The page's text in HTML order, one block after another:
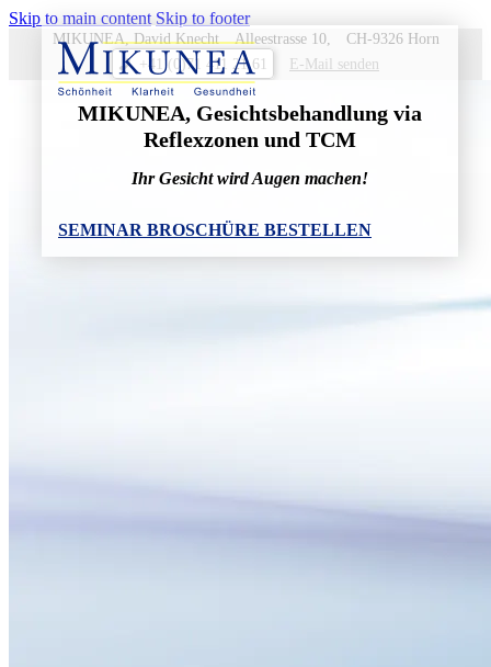
Skip to main content Skip to footer
MIKUNEA, David Knecht Alleestrasse 10, CH-9326 Horn
p +41 (0)71 411 21 61 nednes liaM-E
MIKUNEA, Gesichts­behand­lung via
Reflexzonen und TCM
Ihr Gesicht wird Augen machen!
SEMINAR BROSCHÜRE BESTELLEN